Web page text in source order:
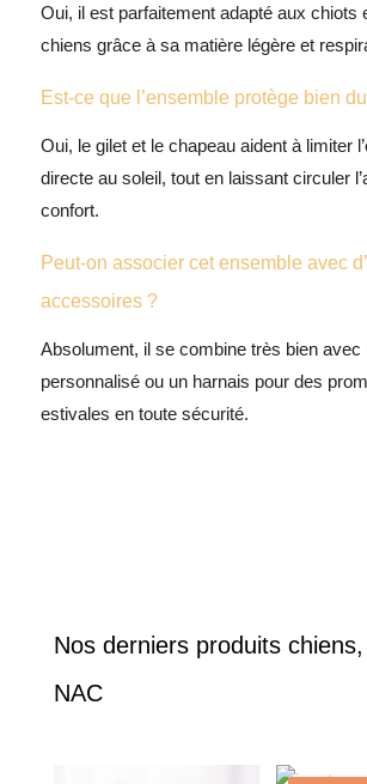
Oui, il est parfaitement adapté aux chiots
chiens grâce à sa matière légère et
Est-ce que l’ensemble protège bien
Oui, le gilet et le chapeau aident à limiter
directe au soleil, tout en laissant circuler
confort.
Peut-on associer cet ensemble avec
accessoires ?
Absolument, il se combine très bien avec
personnaliséou un harnais pour des
estivales en toute sécurité.
Nos derniers produits
NAC